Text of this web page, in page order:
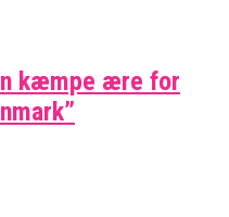
kæmpe ære for